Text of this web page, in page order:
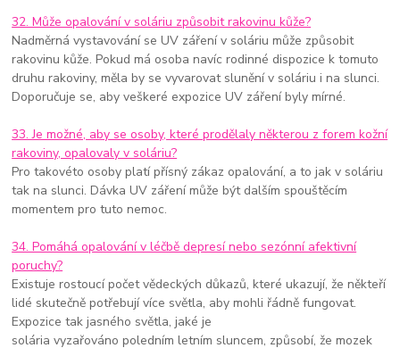
32. Může opalování v soláriu způsobit rakovinu kůže?
Nadměrná vystavování se UV záření v soláriu může způsobit
rakovinu kůže. Pokud má osoba navíc rodinné dispozice k tomuto
druhu rakoviny, měla by se vyvarovat slunění v soláriu i na slunci.
Doporučuje se, aby veškeré expozice UV záření byly mírné.
33. Je možné, aby se osoby, které prodělaly některou z forem kožní
rakoviny, opalovaly v soláriu?
Pro takovéto osoby platí přísný zákaz opalování, a to jak v soláriu
tak na slunci. Dávka UV záření může být dalším spouštěcím
momentem pro tuto nemoc.
34. Pomáhá opalování v léčbě depresí nebo sezónní afektivní
poruchy?
Existuje rostoucí počet vědeckých důkazů, které ukazují, že někteří
lidé skutečně potřebují více světla, aby mohli řádně fungovat.
Expozice tak jasného světla, jaké je
solária vyzařováno poledním letním sluncem, způsobí, že mozek